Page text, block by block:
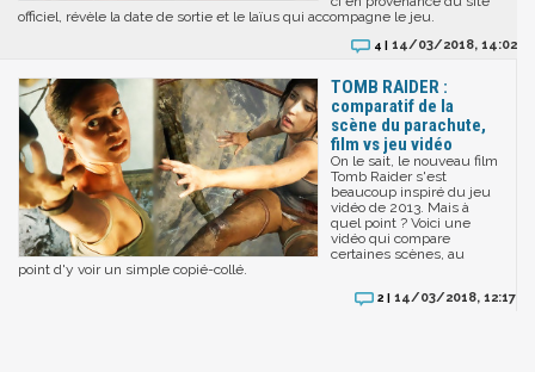
officiel, révèle la date de sortie et le laïus qui accompagne le jeu.
4 | 14/03/2018, 14:02
TOMB RAIDER :
comparatif de la
scène du parachute,
film vs jeu vidéo
On le sait, le nouveau film
Tomb Raider s'est
beaucoup inspiré du jeu
vidéo de 2013. Mais à
quel point ? Voici une
vidéo qui compare
certaines scènes, au
point d'y voir un simple copié-collé.
2 | 14/03/2018, 12:17